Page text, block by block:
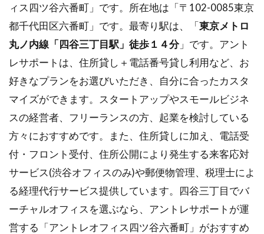
ィス四ツ谷六番町」です。所在地は「〒102-0085東京
都千代田区六番町」です。最寄り駅は、「東京メトロ
丸ノ内線「四谷三丁目駅」徒歩１４分 」です。アント
レサポートは、住所貸し＋電話番号貸し利用など、お
好きなプランをお選びいただき、自分に合ったカスタ
マイズができます。スタートアップやスモールビジネ
スの経営者、フリーランスの方、起業を検討している
方々におすすめです。また、住所貸しに加え、電話受
付・フロント受付、住所公開により発生する来客応対
サービス(渋谷オフィスのみ)や郵便物管理、税理士によ
る経理代行サービス提供しています。四谷三丁目でバ
ーチャルオフィスを選ぶなら、アントレサポートが運
営する「アントレオフィス四ツ谷六番町」がおすすめ